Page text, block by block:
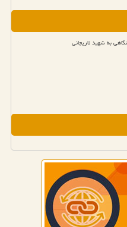
به شهید لاریجانی